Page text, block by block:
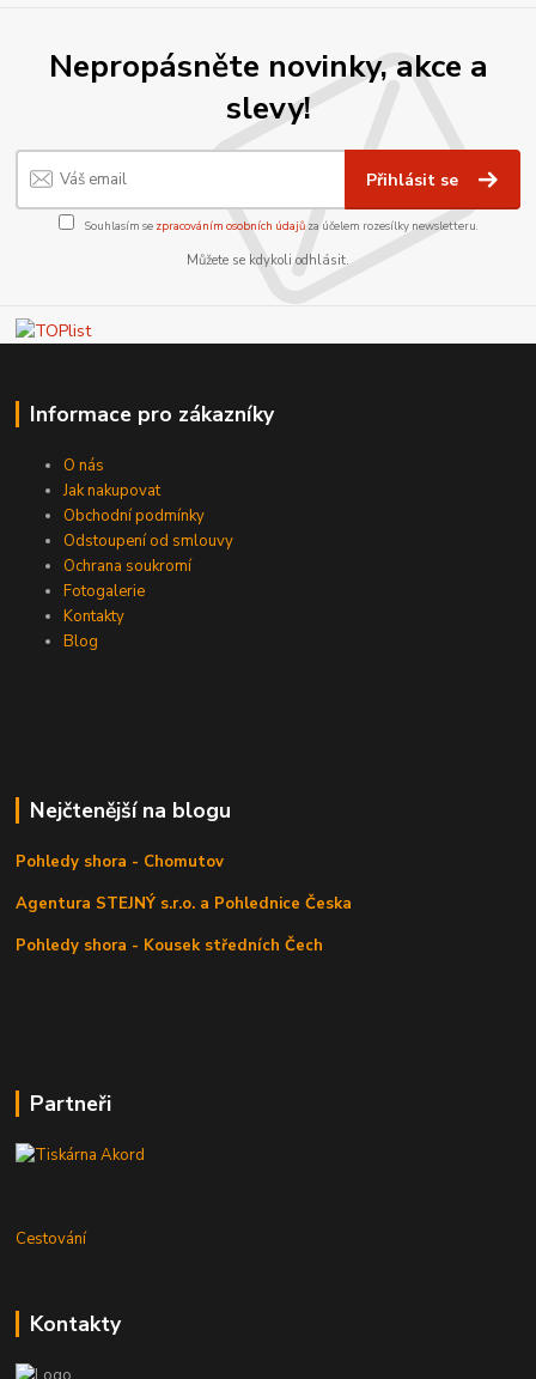
Nepropásněte novinky, akce a
slevy!
Přihlásit se
Souhlasím se zpracováním osobních údajůza účelem rozesílky newsletteru.
Můžete se kdykoli odhlásit.
Informace pro zákazníky
O nás
Jak nakupovat
Obchodní podmínky
Odstoupení od smlouvy
Ochrana soukromí
Fotogalerie
Kontakty
Blog
Nejčtenější na blogu
Pohledy shora - Chomutov
Agentura STEJNÝ s.r.o. a Pohlednice Česka
Pohledy shora - Kousek středních Čech
Partneři
Cestování
Kontakty